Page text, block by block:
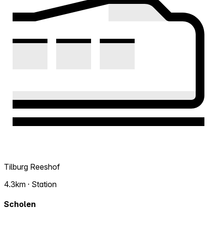
Tilburg Reeshof
4.3km · Station
Scholen